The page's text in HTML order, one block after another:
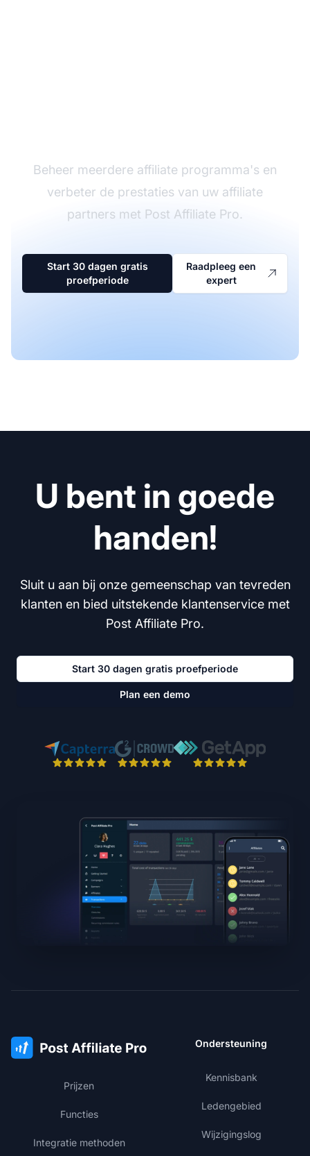
Beheer meerdere affiliate programma's en
verbeter de prestaties van uw affiliate
partners met Post Affiliate Pro.
Start 30 dagen gratis
proefperiode
Raadpleeg een
expert
U bent in goede
handen!
Sluit u aan bij onze gemeenschap van tevreden
klanten en bied uitstekende klantenservice met
Post Affiliate Pro.
Start 30 dagen gratis proefperiode
Plan een demo
Prijzen
Functies
Integratie methoden
Ondersteuning
Kennisbank
Ledengebied
Wijzigingslog